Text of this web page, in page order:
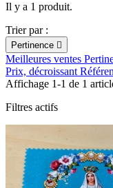
Il y a 1 produit.
Trier par :
Pertinence 
Meilleures ventes
Prix, décroissant
Affichage 1-1 de 1
Filtres actifs